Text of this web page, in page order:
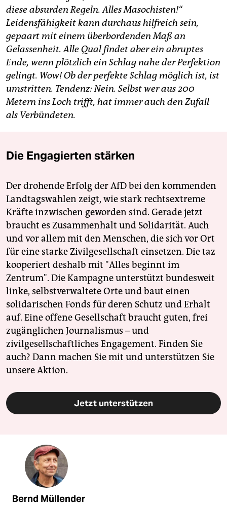
diese absurden Regeln. Alles Masochisten!“
Leidensfähigkeit kann durchaus hilfreich sein,
gepaart mit einem überbordenden Maß an
Gelassenheit. Alle Qual findet aber ein abruptes
Ende, wenn plötzlich ein Schlag nahe der Perfektion
gelingt. Wow! Ob der perfekte Schlag möglich ist, ist
umstritten. Tendenz: Nein. Selbst wer aus 200
Metern ins Loch trifft, hat immer auch den Zufall
als Verbündeten.
Die Engagierten stärken
Der drohende Erfolg der AfD bei den kommenden
Landtagswahlen zeigt, wie stark rechtsextreme
Kräfte inzwischen geworden sind. Gerade jetzt
braucht es Zusammenhalt und Solidarität. Auch
und vor allem mit den Menschen, die sich vor Ort
für eine starke Zivilgesellschaft einsetzen. Die taz
kooperiert deshalb mit "Alles beginnt im
Zentrum". Die Kampagne unterstützt bundesweit
linke, selbstverwaltete Orte und baut einen
solidarischen Fonds für deren Schutz und Erhalt
auf. Eine offene Gesellschaft braucht guten, frei
zugänglichen Journalismus – und
zivilgesellschaftliches Engagement. Finden Sie
auch? Dann machen Sie mit und unterstützen Sie
unsere Aktion.
Jetzt unterstützen
Bernd Müllender